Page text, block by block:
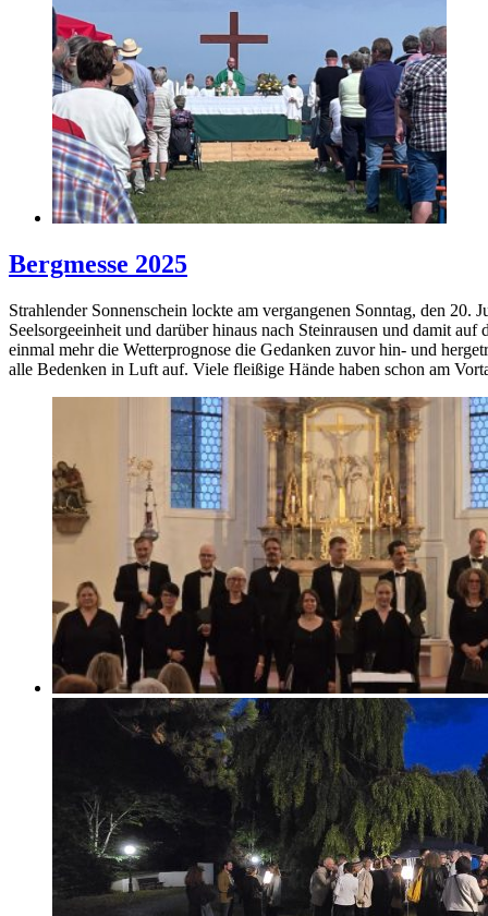
Bergmesse 2025
Strahlender Sonnenschein lockte am vergangenen Sonntag, den 20.
Seelsorgeeinheit und darüber hinaus nach Steinrausen und damit
einmal mehr die Wetterprognose die Gedanken zuvor hin- und
alle Bedenken in Luft auf. Viele fleißige Hände haben schon am